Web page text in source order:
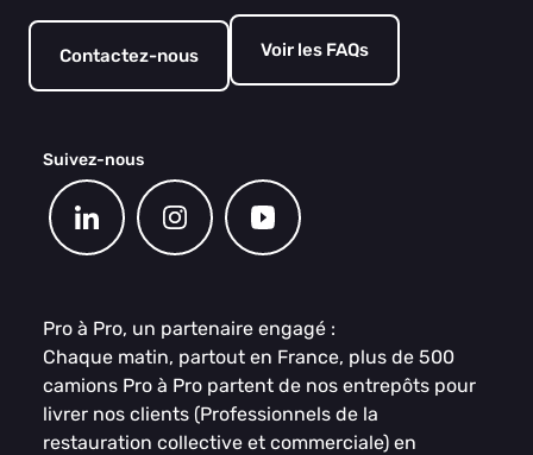
Contactez-nous Voir les FAQs
Suivez-nous
Pro à Pro, un partenaire engagé :
Chaque matin, partout en France, plus de 500
camions Pro à Pro partent de nos entrepôts pour
livrer nos clients (Professionnels de la
restauration collective et commerciale) en